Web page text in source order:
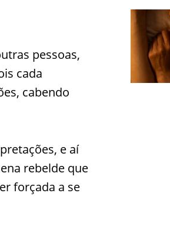
pessoas,
cada
cabendo
e aí
rebelde que
forçada a se